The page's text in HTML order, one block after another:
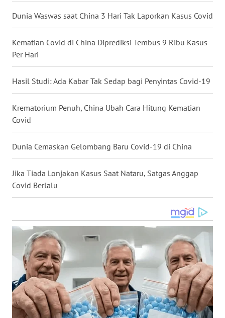
Dunia Waswas saat China 3 Hari Tak Laporkan Kasus Covid
Kematian Covid di China Diprediksi Tembus 9 Ribu Kasus
Per Hari
Hasil Studi: Ada Kabar Tak Sedap bagi Penyintas Covid-19
Krematorium Penuh, China Ubah Cara Hitung Kematian
Covid
Dunia Cemaskan Gelombang Baru Covid-19 di China
Jika Tiada Lonjakan Kasus Saat Nataru, Satgas Anggap
Covid Berlalu
WN
WN
LAMPUNG
WN
WN
NUSANTARA
WN
JOGJA
WN